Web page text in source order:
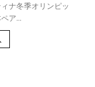
ナ冬季オリンピッ
ア...